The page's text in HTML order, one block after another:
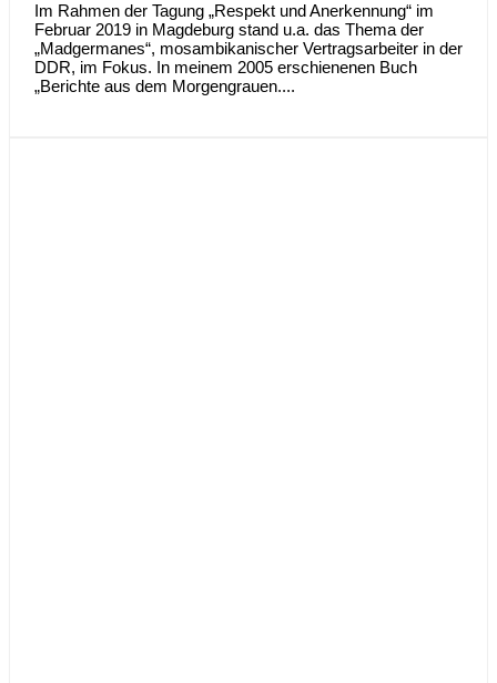
Im Rahmen der Tagung „Respekt und Anerkennung“ im
Februar 2019 in Magdeburg stand u.a. das Thema der
„Madgermanes“, mosambikanischer Vertragsarbeiter in der
DDR, im Fokus. In meinem 2005 erschienenen Buch
„Berichte aus dem Morgengrauen....